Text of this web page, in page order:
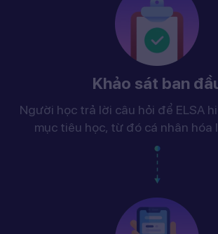
Khảo sát ban
Người học trả lời câu hỏi để ELSA
mục tiêu học, từ đó cá nhân hóa